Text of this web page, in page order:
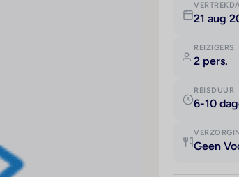
21 aug
REIZIGERS
2 pers.
REISDUUR
6-10
Geen